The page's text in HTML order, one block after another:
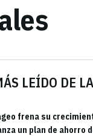
LEÍDO DE
frena su
un plan de ahorro